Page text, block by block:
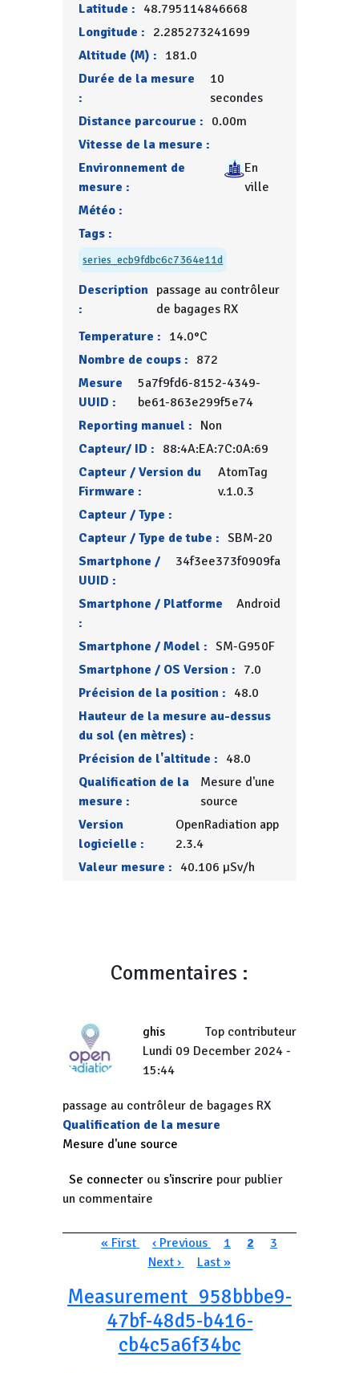
Latitude : 48.795114846668
Longitude : 2.285273241699
Altitude (M) : 181.0
Durée de la mesure
:
10
secondes
Distance parcourue : 0.00m
Vitesse de la mesure :
Environnement de
mesure :
En
ville
Météo :
Tags :
series_ecb9fdbc6c7364e11d
Description
:
passage au contrôleur
de bagages RX
Temperature : 14.0°C
Nombre de coups : 872
Mesure
UUID :
5a7f9fd6-8152-4349-
be61-863e299f5e74
Reporting manuel : Non
Capteur/ ID : 88:4A:EA:7C:0A:69
Capteur / Version du
Firmware :
AtomTag
v.1.0.3
Capteur / Type :
Capteur / Type de tube : SBM-20
Smartphone /
UUID :
34f3ee373f0909fa
Smartphone / Platforme
:
Android
Smartphone / Model : SM-G950F
Smartphone / OS Version : 7.0
Précision de la position : 48.0
Hauteur de la mesure au-dessus
du sol (en mètres) :
Précision de l'altitude : 48.0
Qualification de la
mesure :
Mesure d'une
source
Version
logicielle :
OpenRadiation app
2.3.4
Valeur mesure : 40.106 µSv/h
Commentaires :
ghis
Top contributeur
Lundi 09 December 2024 -
15:44
passage au contrôleur de bagages RX
Qualification de la mesure
Mesure d'une source
Se connecter ou s'inscrire pour publier
un commentaire
Pagination
Première page
« First Page précédente
‹ Previous Page
1 Page courante
2 Page
3
Next ›
Dernière page
Last »
Measurement_958bbbe9-
47bf-48d5-b416-
cb4c5a6f34bc